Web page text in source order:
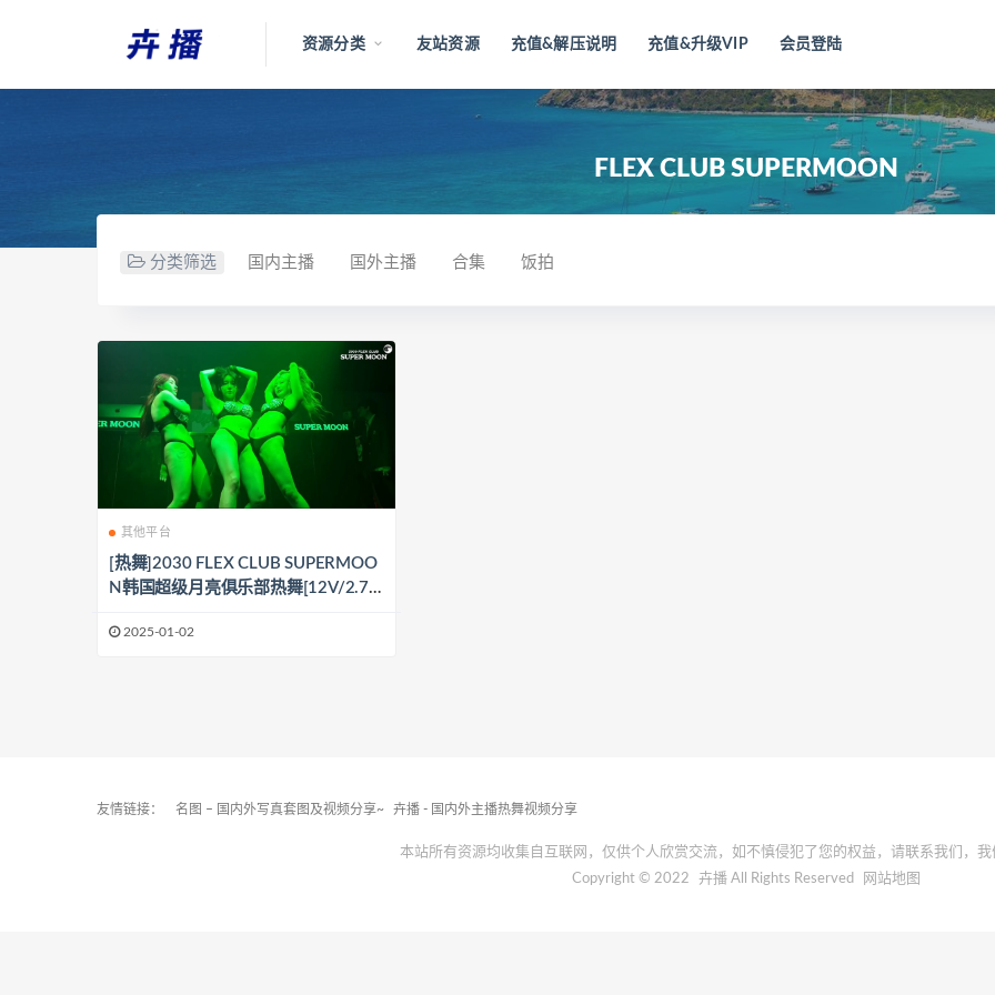
资源分类 友站资源 充值&解压说明 充值&升级VIP 会员登陆
FLEX CLUB SUPERMOON
分类筛选 国内主播 国外主播 合集 饭拍
其他平台
[热舞]2030 FLEX CLUB SUPERMOO
N韩国超级月亮俱乐部热舞[12V/2.78
2025-01-02
友情链接： 名图 – 国内外写真套图及视频分享~ 卉播 - 国内外主播热舞视频分享
本站所有资源均收集自互联网，仅供个人欣赏交流，如不慎侵犯了您的权益，请联系我们，我
Copyright © 2022
卉播 All Rights Reserved 网站地图